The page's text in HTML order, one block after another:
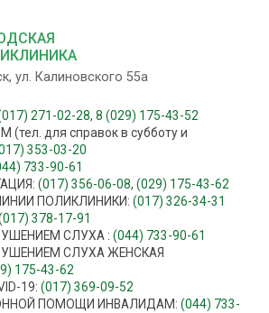
ул. Калиновского 55а
271-02-28, 8 (029) 175-43-52
для справок в субботу и
353-03-20
733-90-61
(017) 356-06-08, (029) 175-43-62
ПОЛИКЛИНИКИ: (017) 326-34-31
378-17-91
СЛУХА : (044) 733-90-61
СЛУХА ЖЕНСКАЯ
175-43-62
19: (017) 369-09-52
ПОМОЩИ ИНВАЛИДАМ: (044) 733-